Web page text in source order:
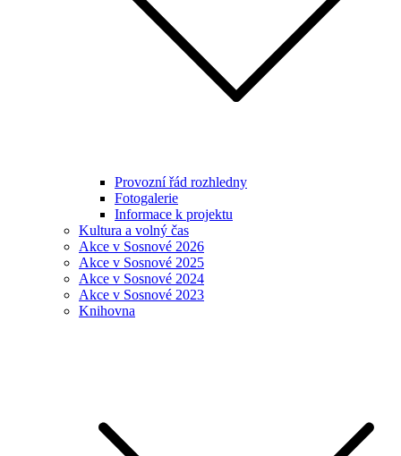
Provozní řád rozhledny
Fotogalerie
Informace k projektu
Kultura a volný čas
Akce v Sosnové 2026
Akce v Sosnové 2025
Akce v Sosnové 2024
Akce v Sosnové 2023
Knihovna